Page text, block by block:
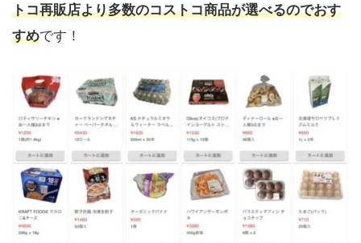
トコ再販店より多数のコストコ商品が選べるのでおす
すめです！